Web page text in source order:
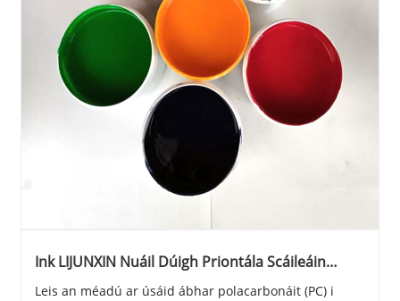
Ink LIJUNXIN Nuáil Dúigh Priontála Scáileáin
Leis an méadú ar úsáid ábhar polacarbonáit (PC) i